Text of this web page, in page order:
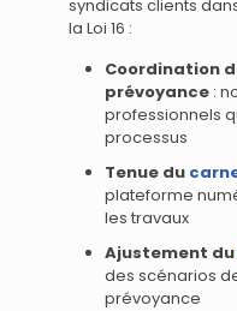
syndicats clients
la Loi 16 :
Coordination
prévoyance:
professionnels
processus
Tenue du
plateforme
les travaux
Ajustement du
des scénarios
prévoyance